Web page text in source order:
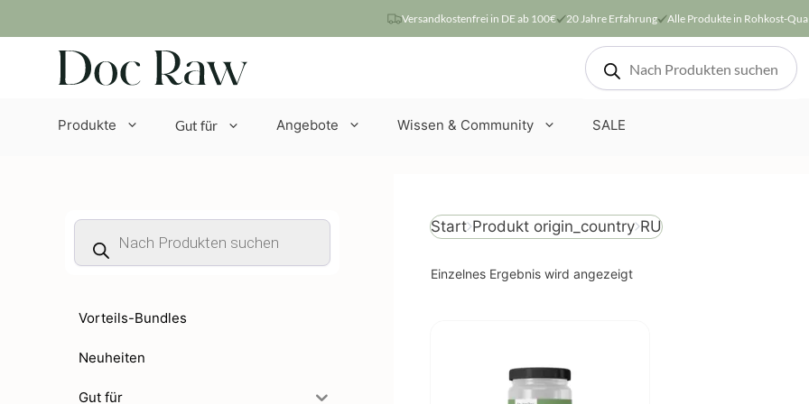
Inhalt
springen
Versandkostenfrei in DE ab 100€ 20 Jahre Erfahrung Alle Produkte in Rohkost-
Products
search
Produkte Gut für Angebote Wissen & Community SALE
Start Produkt origin_country RU
Einzelnes Ergebnis wird angezeigt
Products
search
Vorteils-Bundles
Neuheiten
Gut für